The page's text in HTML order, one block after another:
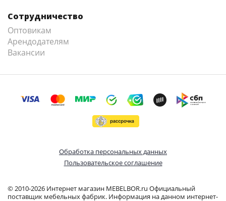
Сотрудничество
Оптовикам
Арендодателям
Вакансии
© 2010-2026 Интернет магазин MEBELBOR.ru Официальный
поставщик мебельных фабрик. Информация на данном интернет-
Обработка персональных данных
Пользовательское соглашение